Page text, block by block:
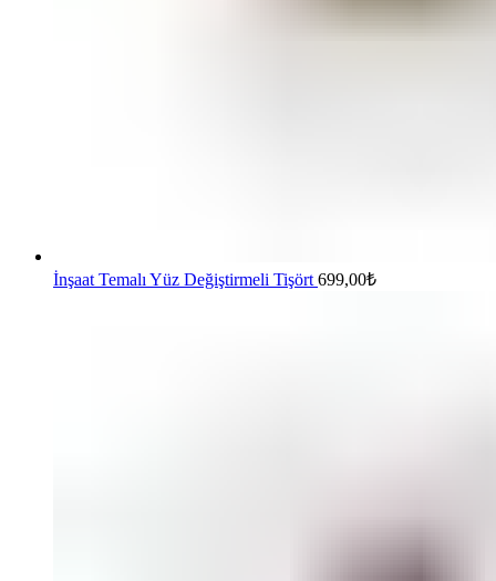
İnşaat Temalı Yüz Değiştirmeli Tişört 699,00₺